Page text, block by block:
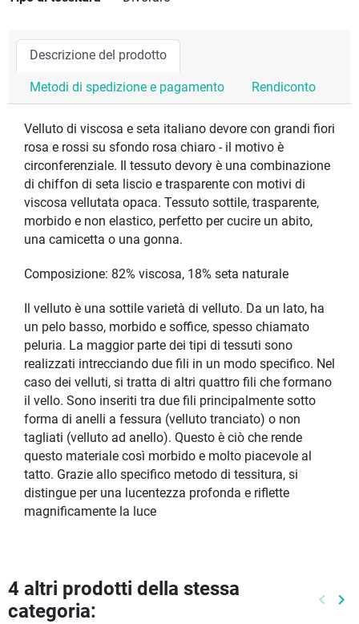
Descrizione del prodotto
Metodi di spedizione e pagamento Rendiconto
Velluto di viscosa e seta italiano devore con grandi fiori
rosa e rossi su sfondo rosa chiaro - il motivo è
circonferenziale. Il tessuto devory è una combinazione
di chiffon di seta liscio e trasparente con motivi di
viscosa vellutata opaca. Tessuto sottile, trasparente,
morbido e non elastico, perfetto per cucire un abito,
una camicetta o una gonna.
Composizione: 82% viscosa, 18% seta naturale
Il velluto è una sottile varietà di velluto. Da un lato, ha
un pelo basso, morbido e soffice, spesso chiamato
peluria. La maggior parte dei tipi di tessuti sono
realizzati intrecciando due fili in un modo specifico. Nel
caso dei velluti, si tratta di altri quattro fili che formano
il vello. Sono inseriti tra due fili principalmente sotto
forma di anelli a fessura (velluto tranciato) o non
tagliati (velluto ad anello). Questo è ciò che rende
questo materiale così morbido e molto piacevole al
tatto. Grazie allo specifico metodo di tessitura, si
distingue per una lucentezza profonda e riflette
magnificamente la luce
4 altri prodotti della stessa
categoria:
keyboard_arrow_left keyboard_arrow_right